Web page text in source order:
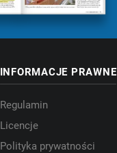
INFORMACJE PRAWNE
Regulamin
Licencje
Polityka prywatności